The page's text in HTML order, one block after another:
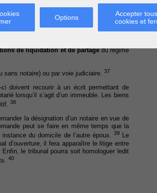
Options
Accepter
cookies et
décède, lorsqu’ils divorcent (également en
décident de
de liquidation et de partagedu régime
sans notaire) ou par voie judiciaire. 37
doivent recourir à un écrit permettant de
lorsqu’il s’agit d’un immeuble. Les biens
38
la désignation d’un notaire en vue de
peut se faire en même temps que la
du domicile de l’autre époux. 39Le
d’ouverture, il fera apparaître le litige entre
le tribunal pourra soit homologuer ledit
40